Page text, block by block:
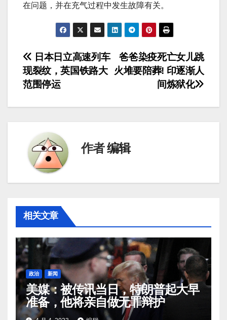
在问题，并在充气过程中发生故障有关。
文
章
爸爸染疫死亡女儿跳
火堆要陪葬! 印逐渐人
间炼狱化
日本日立高速列车
现裂纹，英国铁路大
范围停运
作者编辑
相关文章
政治 新闻
美媒：被传讯当日，特朗普起大早
准备，他将亲自做无罪辩护